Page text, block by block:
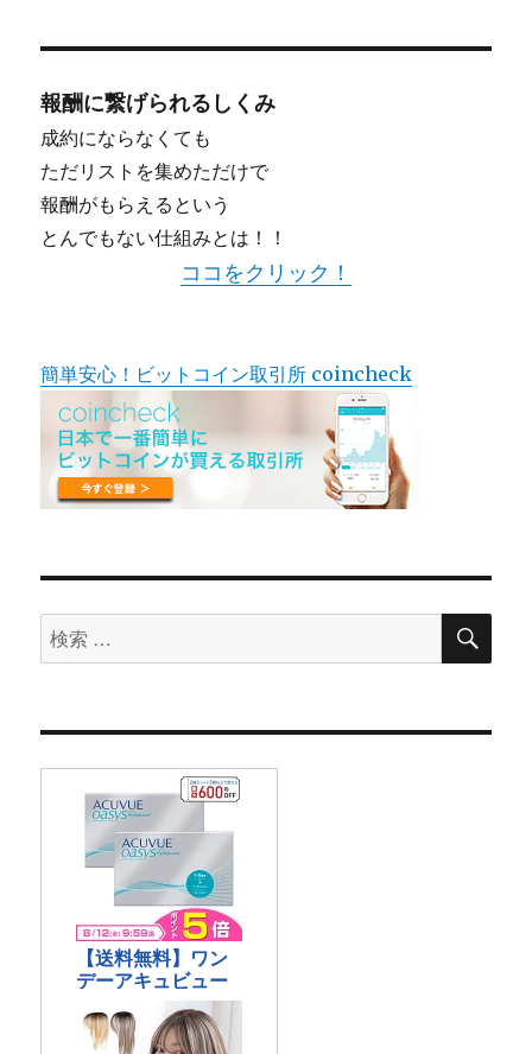
報酬に繋げられるしくみ
成約にならなくても
ただリストを集めただけで
報酬がもらえるという
とんでもない仕組みとは！！
ココをクリック！
簡単安心！ビットコイン取引所 coincheck
検
索
象:
検